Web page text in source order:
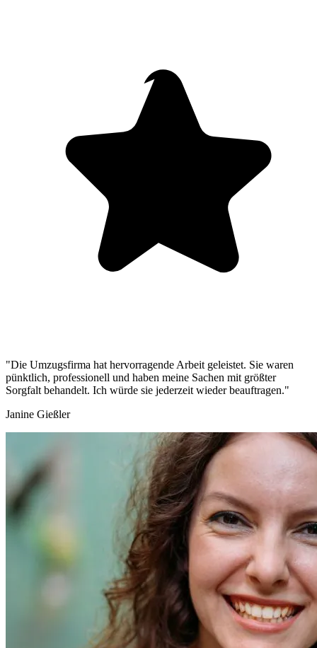
"Die Umzugsfirma hat hervorragende Arbeit geleistet. Sie waren
pünktlich, professionell und haben meine Sachen mit größter
Sorgfalt behandelt. Ich würde sie jederzeit wieder beauftragen."
Janine Gießler